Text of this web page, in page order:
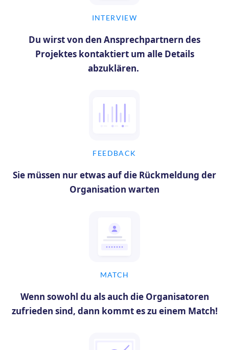
INTERVIEW
Du wirst von den Ansprechpartnern des
Projektes kontaktiert um alle Details
abzuklären.
FEEDBACK
Sie müssen nur etwas auf die Rückmeldung der
Organisation warten
MATCH
Wenn sowohl du als auch die Organisatoren
zufrieden sind, dann kommt es zu einem Match!